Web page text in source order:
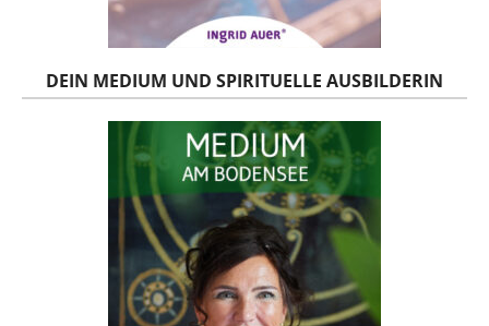
DEIN MEDIUM UND SPIRITUELLE AUSBILDERIN